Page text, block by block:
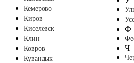
Кемерово
Киров
Киселевск
Клин
Ковров
Кувандык
Ф
Ч